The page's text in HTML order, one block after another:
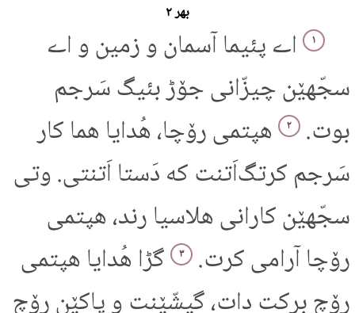
بهر ۲
۱ اے پئیما آسمان و زمین و اے
سجّهێن چیزّانی جۆڑ بئیگ سَرجم
بوت.
۲ هپتمی رۆچا، هُدایا هما کار
سَرجم کرتگ‌اَتنت که دَستا اَتنتی. وتی
سجّهێن کارانی هلاسیا رند، هپتمی
رۆچا آرامی کرت.
۳ گڑا هُدایا هپتمی
رۆچ برکت دات، گیشّێنت و پاکێن رۆچ